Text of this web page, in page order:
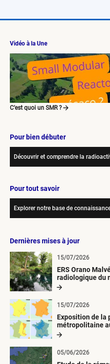
Vidéo à la Une
C’est quoi un SMR ?
Pour bien débuter
Découvrir et comprendre la
Pour tout savoir
Explorer notre base de
Dernières mises à jour
ERS Orano
radiologique du
15/07/2026
Exposition de la
métropolitaine
radioactives
15/07/2026
05/06/2026